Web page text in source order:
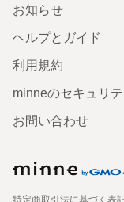
お知らせ
ヘルプとガイド
利用規約
minneのセキュリテ
お問い合わせ
特定商取引法に基づく表